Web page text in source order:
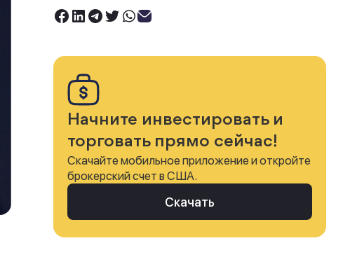
Торгуйте акциями без комиссий
превосходства биткоина
над акциями
Начните инвестировать и
торговать прямо сейчас!
Скачайте мобильное приложение и откройте
брокерский счет в США.
Скачать